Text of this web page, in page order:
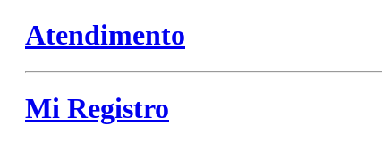
Atendimento
Mi Registro